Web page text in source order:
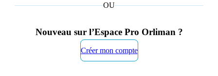
OU
Nouveau sur l’Espace Pro Orliman ?
Créer mon compte